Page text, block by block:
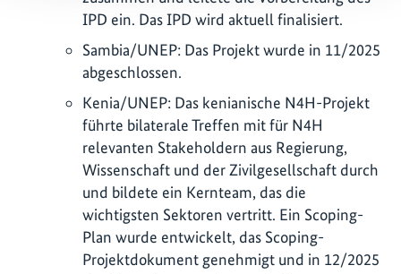
IPD ein. Das IPD wird aktuell finalisiert.
Sambia/UNEP: Das Projekt wurde in 11/2025
abgeschlossen.
Kenia/UNEP: Das kenianische N4H-Projekt
führte bilaterale Treffen mit für N4H
relevanten Stakeholdern aus Regierung,
Wissenschaft und der Zivilgesellschaft durch
und bildete ein Kernteam, das die
wichtigsten Sektoren vertritt. Ein Scoping-
Plan wurde entwickelt, das Scoping-
Projektdokument genehmigt und in 12/2025